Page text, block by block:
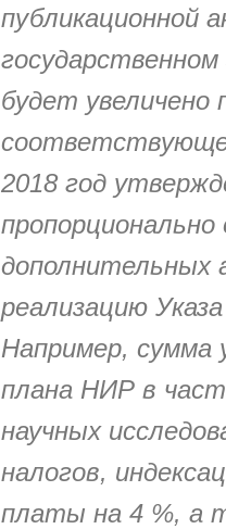
публикационной
государственном
будет
2018 год
дополнительных
реализацию
Например, сумма
плана НИР в
научных
налогов,
платы на 4 %, а